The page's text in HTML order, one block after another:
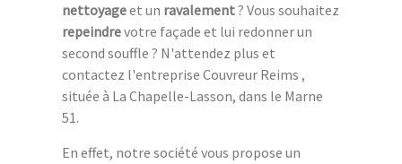
nettoyageet un ravalement? Vous souhaitez
repeindrevotre façade et lui redonner un
second souffle ? N'attendez plus et
contactez l'entreprise Couvreur Reims ,
située à La Chapelle-Lasson, dans le Marne
51.
En effet, notre société vous propose un